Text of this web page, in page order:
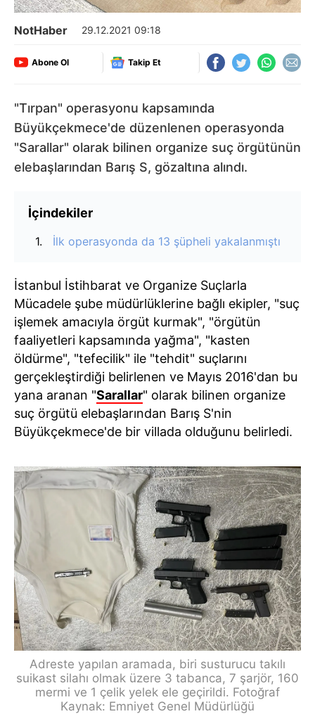
NotHaber 29.12.2021 09:18
Abone Ol Takip Et
"Tırpan" operasyonu kapsamında
Büyükçekmece'de düzenlenen operasyonda
"Sarallar" olarak bilinen organize suç örgütünün
elebaşlarından Barış S, gözaltına alındı.
İçindekiler
İlk operasyonda da 13 şüpheli yakalanmıştı
İstanbul İstihbarat ve Organize Suçlarla
Mücadele şube müdürlüklerine bağlı ekipler, "suç
işlemek amacıyla örgüt kurmak", "örgütün
faaliyetleri kapsamında yağma", "kasten
öldürme", "tefecilik" ile "tehdit" suçlarını
gerçekleştirdiği belirlenen ve Mayıs 2016'dan bu
yana aranan "Sarallar" olarak bilinen organize
suç örgütü elebaşlarından Barış S'nin
Büyükçekmece'de bir villada olduğunu belirledi.
Adreste yapılan aramada, biri susturucu takılı
suikast silahı olmak üzere 3 tabanca, 7 şarjör, 160
mermi ve 1 çelik yelek ele geçirildi. Fotoğraf
Kaynak: Emniyet Genel Müdürlüğü